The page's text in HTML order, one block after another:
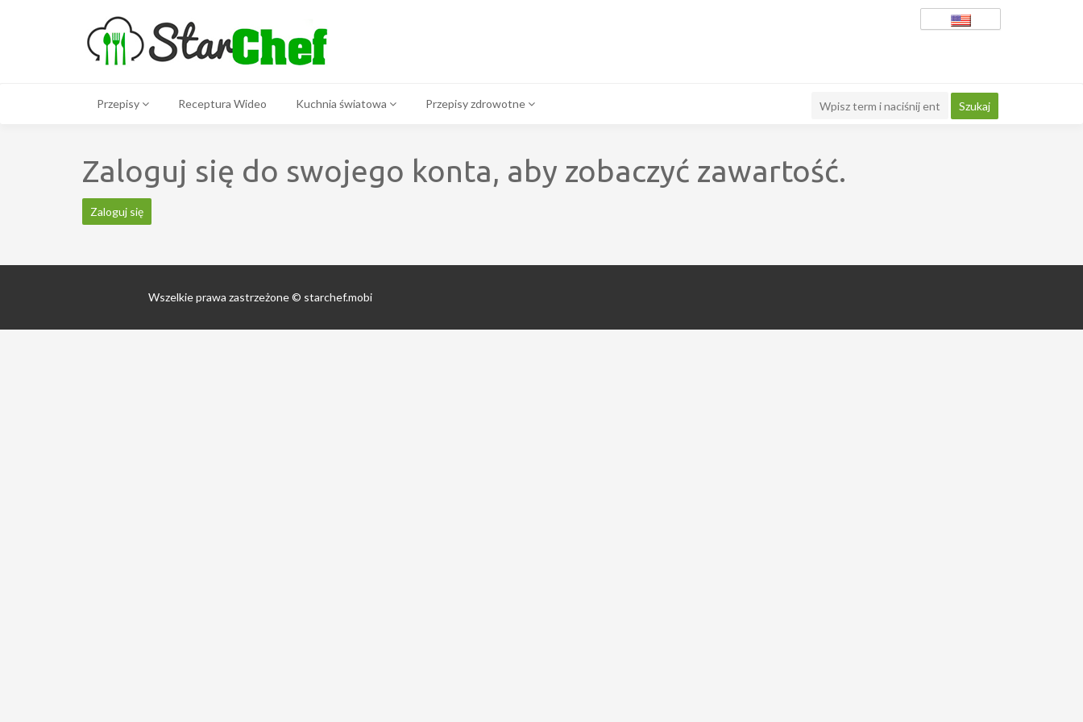
Przepisy Receptura Wideo Kuchnia światowa Przepisy zdrowotne
Zaloguj się do swojego konta, aby zobaczyć zawartość.
Zaloguj się
Wszelkie prawa zastrzeżone © starchef.mobi